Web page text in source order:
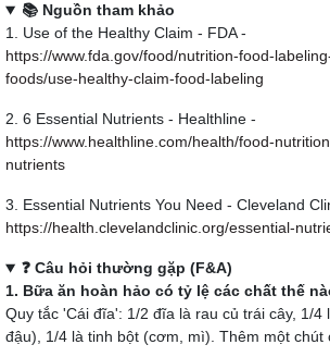
📚 Nguồn tham khảo
1. Use of the Healthy Claim - FDA -
https://www.fda.gov/food/nutrition-food-
foods/use-healthy-claim-food-labeling
2. 6 Essential Nutrients - Healthline -
https://www.healthline.com/health/food-
nutrients
3. Essential Nutrients You Need - Cleveland
https://health.clevelandclinic.org/essential-
❓ Câu hỏi thường gặp (F&A)
1. Bữa ăn hoàn hảo có tỷ lệ các chất thế
Quy tắc 'Cái đĩa': 1/2 đĩa là rau củ trái cây, 1/4
đậu), 1/4 là tinh bột (cơm, mì). Thêm một chút